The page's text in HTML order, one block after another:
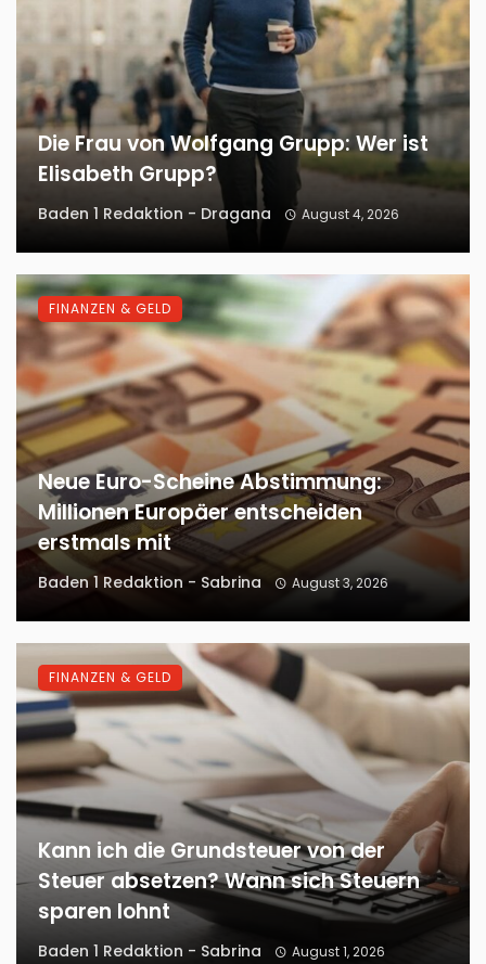
Die Frau von Wolfgang Grupp: Wer ist
Elisabeth Grupp?
Baden 1 Redaktion - Dragana August 4, 2026
Neue Euro-Scheine Abstimmung:
Millionen Europäer entscheiden
erstmals mit
Baden 1 Redaktion - Sabrina August 3, 2026
FINANZEN & GELD
Kann ich die Grundsteuer von der
Steuer absetzen? Wann sich Steuern
sparen lohnt
Baden 1 Redaktion - Sabrina August 1, 2026
FINANZEN & GELD